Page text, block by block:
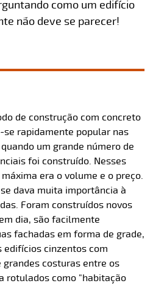
como um edifício
não deve se parecer!
de construção com concreto
rapidamente popular nas
um grande número de
foi construído. Nesses
era o volume e o preço.
dava muita importância à
Foram construídos novos
dia, são facilmente
fachadas em forma de grade,
edifícios cinzentos com
grandes costuras entre os
rotulados como "habitação